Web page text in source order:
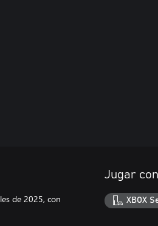
de 2025, con
Jugar con
XBOX